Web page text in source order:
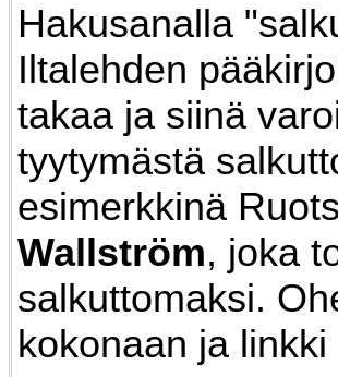
Hakusanalla
Iltalehden
takaa ja siinä
tyytymästä
esimerkkinä
Wallström, joka
salkuttomaksi.
kokonaan ja